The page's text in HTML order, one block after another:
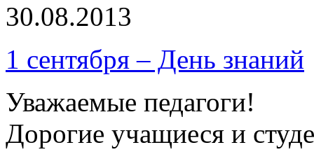
30.08.2013
1 сентября – День знаний
Уважаемые педагоги!
Дорогие учащиеся и